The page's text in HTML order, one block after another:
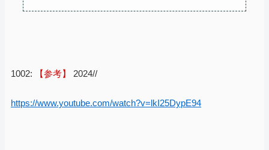
1002: 【参考】 2024//
https://www.youtube.com/watch?v=lkI25DypE94